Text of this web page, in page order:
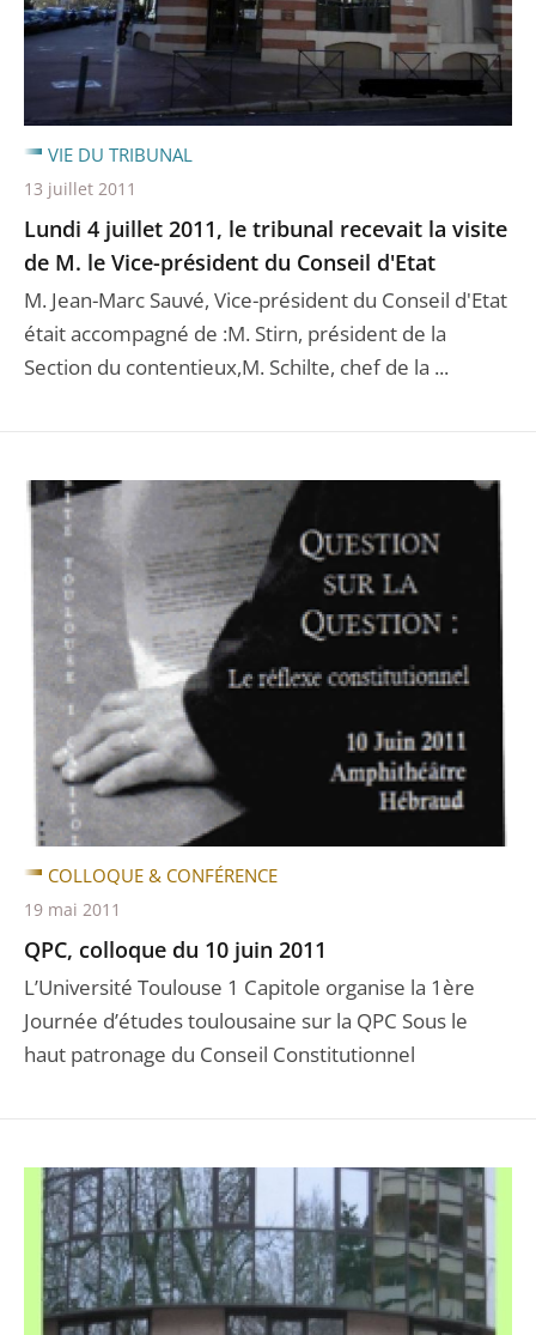
Lundi 4 juillet 2011, le tribunal recevait la visite
de M. le Vice-président du Conseil d'Etat
M. Jean-Marc Sauvé, Vice-président du Conseil d'Etat
était accompagné de :M. Stirn, président de la
Section du contentieux,M. Schilte, chef de la ...
VIE DU TRIBUNAL
13 juillet 2011
QPC, colloque du 10 juin 2011
L’Université Toulouse 1 Capitole organise la 1ère
Journée d’études toulousaine sur la QPC Sous le
haut patronage du Conseil Constitutionnel
COLLOQUE & CONFÉRENCE
19 mai 2011